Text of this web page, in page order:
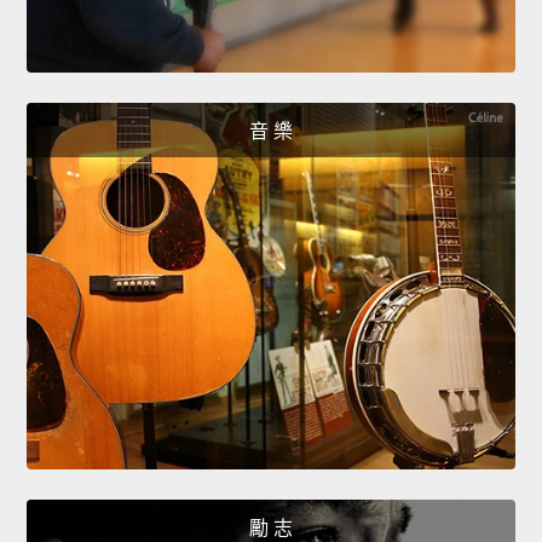
音 樂
勵 志